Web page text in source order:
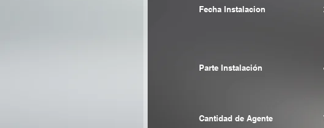
Fecha Instalacion
Parte Instalación
Cantidad de Agente